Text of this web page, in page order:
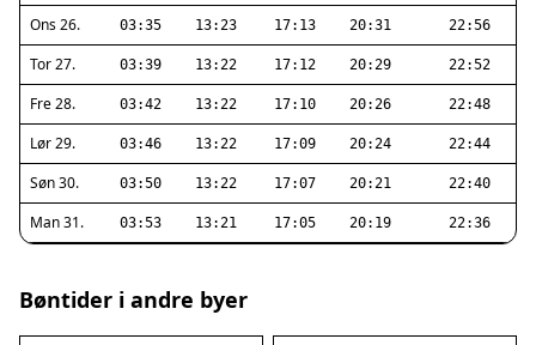
Ons 26. 03:35 13:23 17:13 20:31 22:56
Tor 27. 03:39 13:22 17:12 20:29 22:52
Fre 28. 03:42 13:22 17:10 20:26 22:48
Lør 29. 03:46 13:22 17:09 20:24 22:44
Søn 30. 03:50 13:22 17:07 20:21 22:40
Man 31. 03:53 13:21 17:05 20:19 22:36
Bøntider i andre byer